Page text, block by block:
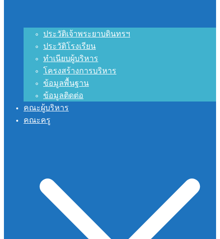
ประวัติเจ้าพระยาบดินทรฯ
ประวัติโรงเรียน
ทำเนียบผู้บริหาร
โครงสร้างการบริหาร
ข้อมูลพื้นฐาน
ข้อมูลติดต่อ
คณะผู้บริหาร
คณะครู